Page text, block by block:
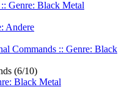
(6/10)